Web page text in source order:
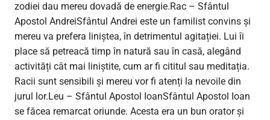
zodiei dau mereu dovadă de energie.Rac – Sfântul
Apostol AndreiSfântul Andrei este un familist convins și
mereu va prefera liniștea, în detrimentul agitației. Lui îi
place să petreacă timp în natură sau în casă, alegând
activități cât mai liniștite, cum ar fi cititul sau meditația.
Racii sunt sensibili și mereu vor fi atenți la nevoile din
jurul lor.Leu – Sfântul Apostol IoanSfântul Apostol Ioan
se făcea remarcat oriunde. Acesta era un bun orator și